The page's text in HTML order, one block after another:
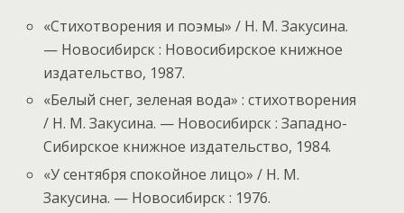
«Стихотворения и поэмы» / Н. М. Закусина.
— Новосибирск : Новосибирское книжное
издательство, 1987.
«Белый снег, зеленая вода» : стихотворения
/ Н. М. Закусина. — Новосибирск : Западно-
Сибирское книжное издательство, 1984.
«У сентября спокойное лицо» / Н. М.
Закусина. — Новосибирск : 1976.